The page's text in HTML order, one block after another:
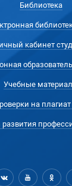
Библиотека
кабинет
Учебные
на